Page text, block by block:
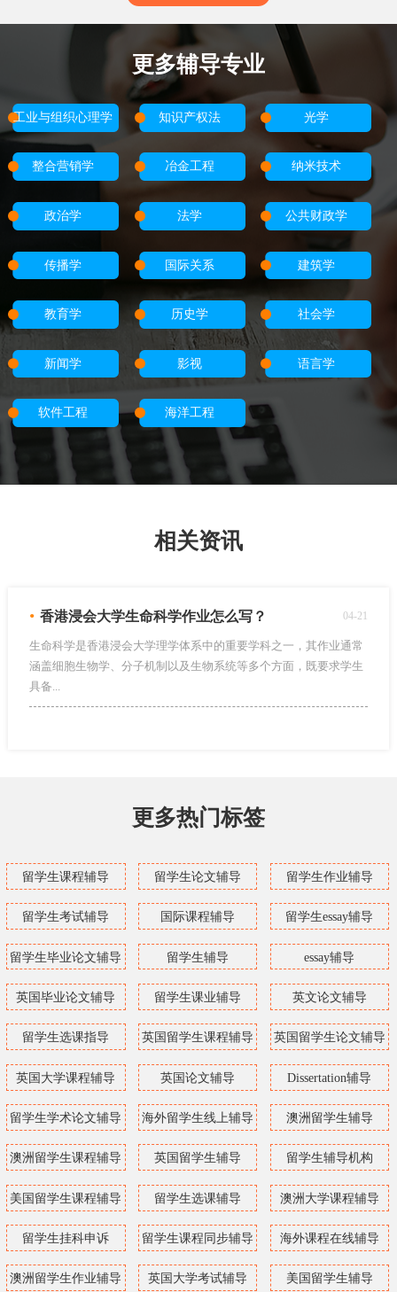
更多辅导专业
工业与组织心理学 知识产权法 光学
整合营销学 冶金工程 纳米技术
政治学 法学 公共财政学
传播学 国际关系 建筑学
教育学 历史学 社会学
新闻学 影视 语言学
软件工程 海洋工程
相关资讯
• 香港浸会大学生命科学作业怎么写？ 04-21
生命科学是香港浸会大学理学体系中的重要学科之一，其作业通常
涵盖细胞生物学、分子机制以及生物系统等多个方面，既要求学生
具备...
更多热门标签
留学生课程辅导 留学生论文辅导 留学生作业辅导
留学生考试辅导 国际课程辅导 留学生essay辅导
留学生毕业论文辅导 留学生辅导 essay辅导
英国毕业论文辅导 留学生课业辅导 英文论文辅导
留学生选课指导 英国留学生课程辅导 英国留学生论文辅导
英国大学课程辅导 英国论文辅导 Dissertation辅导
留学生学术论文辅导 海外留学生线上辅导 澳洲留学生辅导
澳洲留学生课程辅导 英国留学生辅导 留学生辅导机构
美国留学生课程辅导 留学生选课辅导 澳洲大学课程辅导
留学生挂科申诉 留学生课程同步辅导 海外课程在线辅导
澳洲留学生作业辅导 英国大学考试辅导 美国留学生辅导